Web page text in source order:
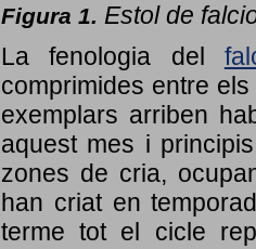
Figura 1. Estol de
La fenologia del
comprimides entre
exemplars arriben
aquest mes i
zones de cria,
han criat en
terme tot el cicle